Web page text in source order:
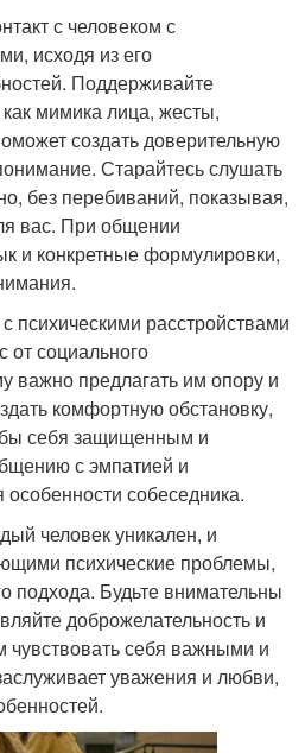
с человеком с
исходя из его
Поддерживайте
мимика лица, жесты,
создать доверительную
Старайтесь слушать
без перебиваний, показывая,
вас. При общении
и конкретные формулировки,
психическими расстройствами
от социального
важно предлагать им опору и
комфортную обстановку,
бы себя защищенным и
с эмпатией и
собеседника.
человек уникален, и
психические проблемы,
подхода. Будьте внимательны
доброжелательность и
себя важными и
уважения и любви,